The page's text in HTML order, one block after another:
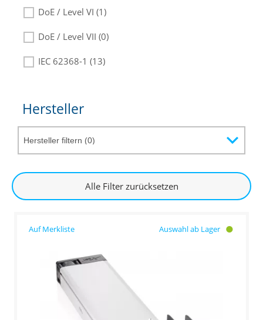
DoE / Level VI (1)
DoE / Level VII (0)
IEC 62368-1 (13)
Hersteller
Alle Filter zurücksetzen
Auswahl ab Lager